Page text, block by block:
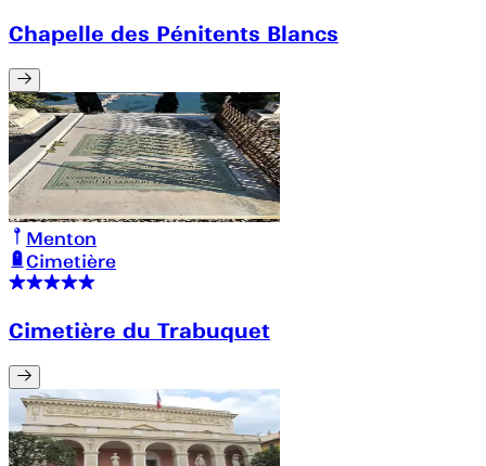
Chapelle des Pénitents Blancs
Menton
Cimetière
Cimetière du Trabuquet